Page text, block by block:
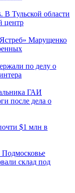
В Тульской области
центр
Марущенко
по делу о
ГАИ
после дела о
$1 млн в
склад под